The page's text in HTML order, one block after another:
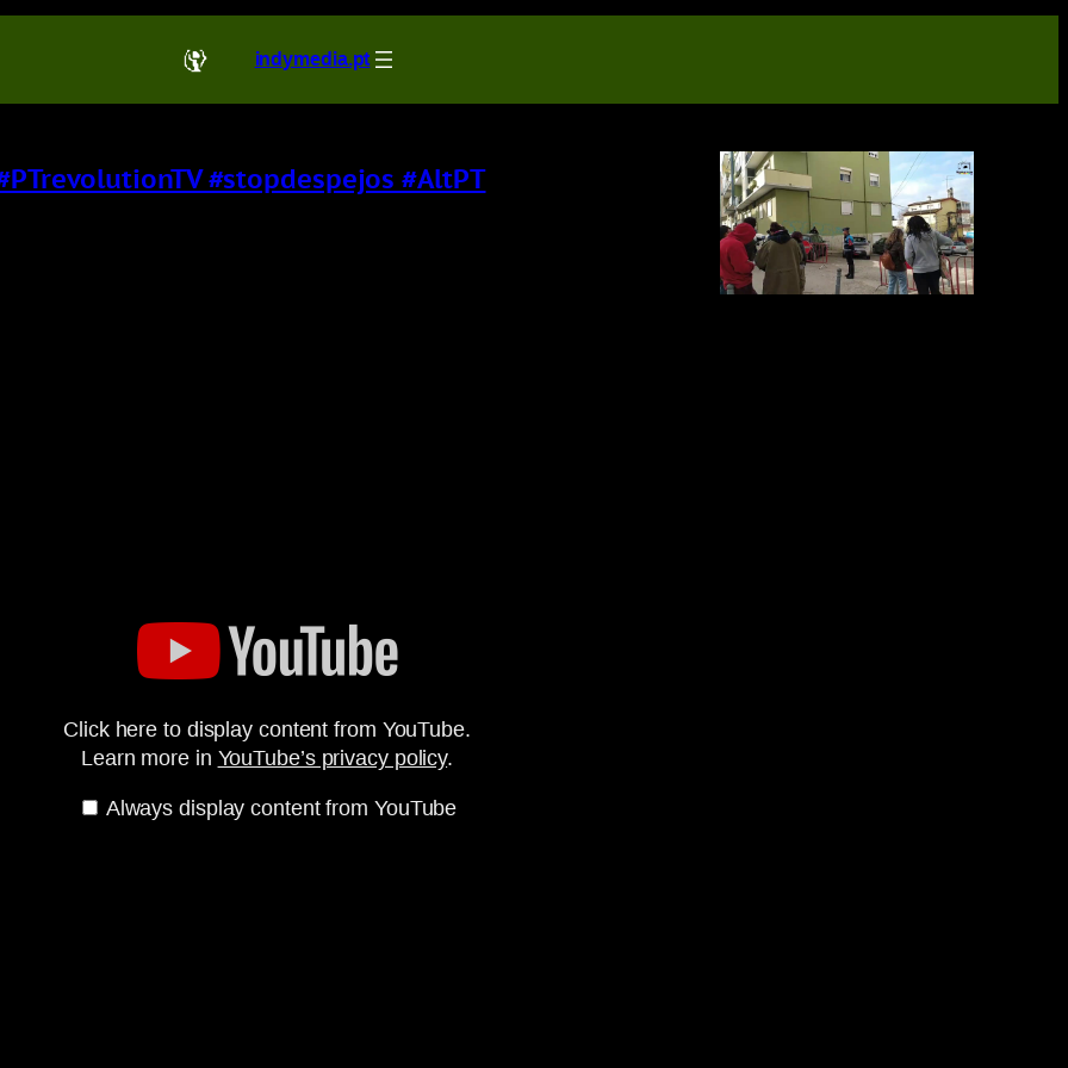
indymedia.pt
#stopdespejos #AltPT
Click here to display content from YouTube.
Learn more in YouTube’s privacy policy.
Always display content from YouTube